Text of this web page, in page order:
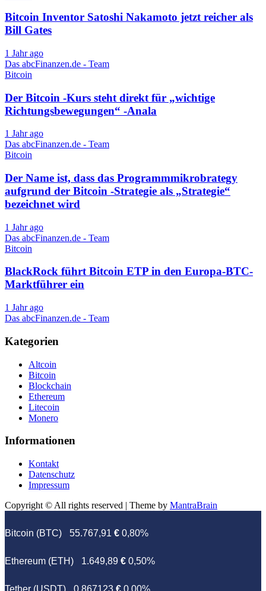
Bitcoin Inventor Satoshi Nakamoto jetzt reicher als
Bill Gates
1 Jahr ago
Das abcFinanzen.de - Team
Bitcoin
Der Bitcoin -Kurs steht direkt für „wichtige
Richtungsbewegungen“ -Anala
1 Jahr ago
Das abcFinanzen.de - Team
Bitcoin
Der Name ist, dass das Programmmikrobrategy
aufgrund der Bitcoin -Strategie als „Strategie“
bezeichnet wird
1 Jahr ago
Das abcFinanzen.de - Team
Bitcoin
BlackRock führt Bitcoin ETP in den Europa-BTC-
Marktführer ein
1 Jahr ago
Das abcFinanzen.de - Team
Kategorien
Altcoin
Bitcoin
Blockchain
Ethereum
Litecoin
Monero
Informationen
Kontakt
Datenschutz
Impressum
Copyright © All rights reserved | Theme by MantraBrain
Bitcoin (BTC) 55.767,91 € 0,80%
Ethereum (ETH) 1.649,89 € 0,50%
Tether (USDT) 0,867123 € 0,00%